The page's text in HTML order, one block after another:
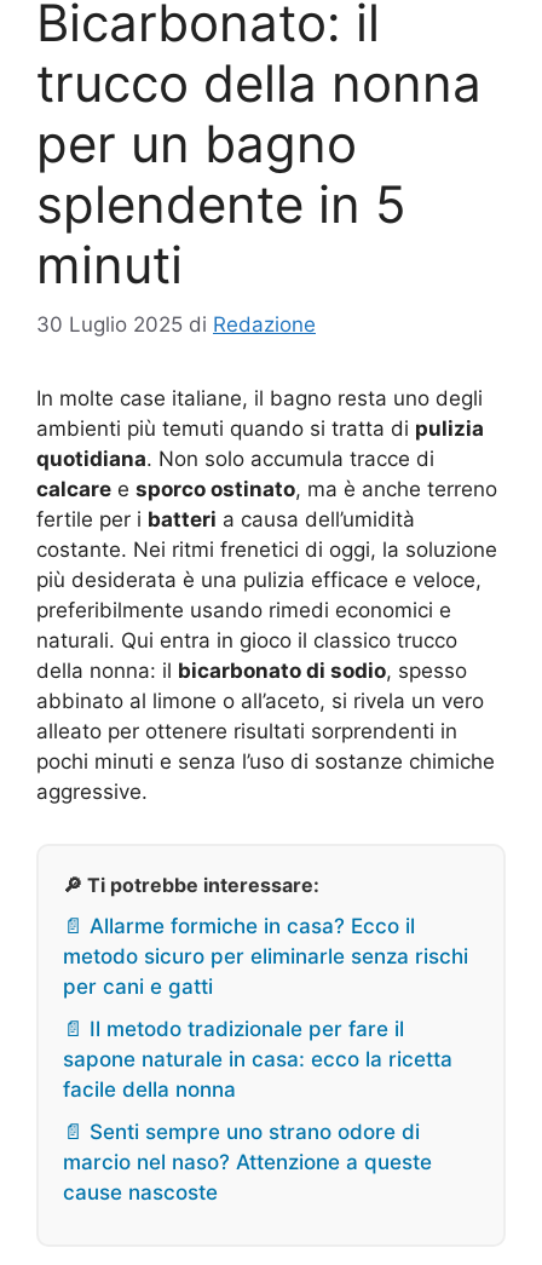
Bicarbonato: il
trucco della nonna
per un bagno
splendente in 5
minuti
30 Luglio 2025 di Redazione
In molte case italiane, il bagno resta uno degli
ambienti più temuti quando si tratta di pulizia
quotidiana. Non solo accumula tracce di
calcare e sporco ostinato, ma è anche terreno
fertile per i batteri a causa dell’umidità
costante. Nei ritmi frenetici di oggi, la soluzione
più desiderata è una pulizia efficace e veloce,
preferibilmente usando rimedi economici e
naturali. Qui entra in gioco il classico trucco
della nonna: il bicarbonato di sodio, spesso
abbinato al limone o all’aceto, si rivela un vero
alleato per ottenere risultati sorprendenti in
pochi minuti e senza l’uso di sostanze chimiche
aggressive.
🔎 Ti potrebbe interessare:
📄 Allarme formiche in casa? Ecco il
metodo sicuro per eliminarle senza rischi
per cani e gatti
📄 Il metodo tradizionale per fare il
sapone naturale in casa: ecco la ricetta
facile della nonna
📄 Senti sempre uno strano odore di
marcio nel naso? Attenzione a queste
cause nascoste